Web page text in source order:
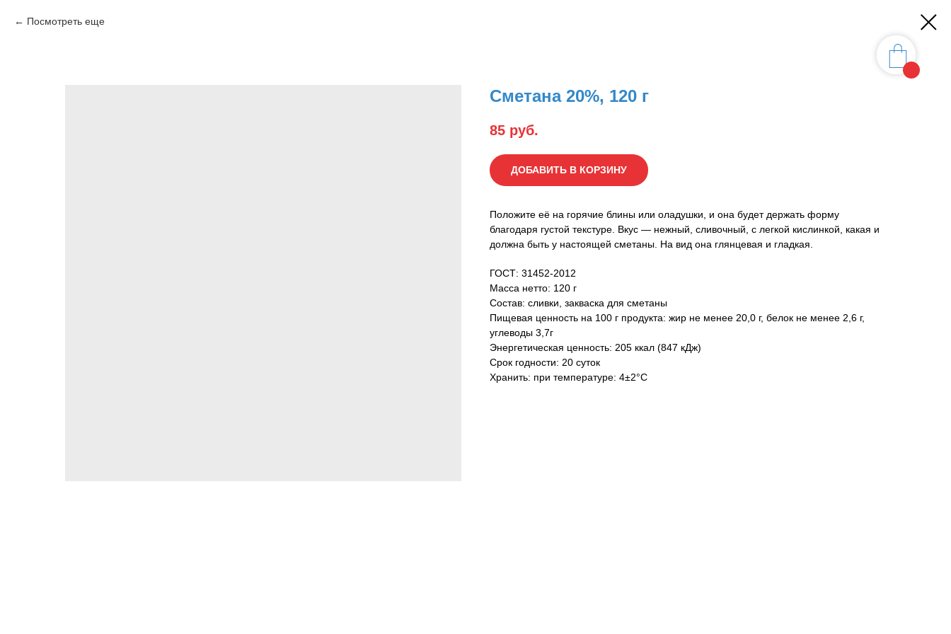
Посмотреть еще
Сметана 20%, 120 г
85 руб.
ДОБАВИТЬ В КОРЗИНУ
Положите её на горячие блины или оладушки, и она будет держать форму
благодаря густой текстуре. Вкус — нежный, сливочный, с легкой кислинкой, какая и
должна быть у настоящей сметаны. На вид она глянцевая и гладкая.
ГОСТ: 31452-2012
Масса нетто: 120 г
Состав: сливки, закваска для сметаны
Пищевая ценность на 100 г продукта: жир не менее 20,0 г, белок не менее 2,6 г,
углеводы 3,7г
Энергетическая ценность: 205 ккал (847 кДж)
Срок годности: 20 суток
Хранить: при температуре: 4±2°С